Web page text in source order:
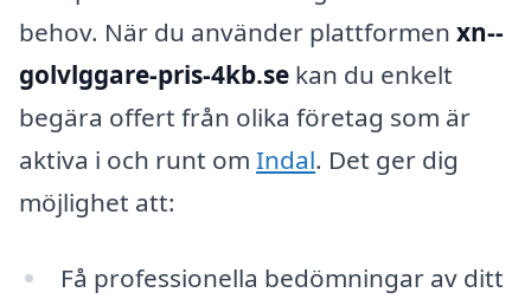
behov. När du använder plattformen xn--
golvlggare-pris-4kb.se kan du enkelt
begära offert från olika företag som är
aktiva i och runt om Indal. Det ger dig
möjlighet att:
Få professionella bedömningar av ditt